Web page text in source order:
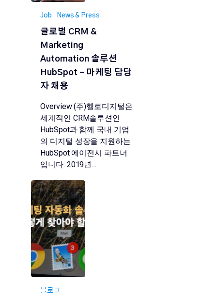
Job News & Press
글로벌 CRM &
Marketing
Automation 솔루션
HubSpot – 마케팅 담당
자 채용
Overview (주)헬로디지털은
세계적인 CRM솔루션인
HubSpot과 함께 국내 기업
의 디지털 성장을 지원하는
HubSpot 에이전시 파트너
입니다. 2019년…
블로그